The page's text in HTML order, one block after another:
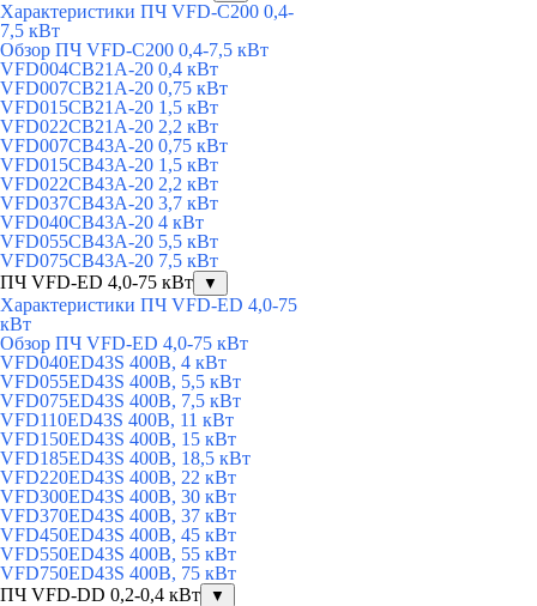
Характеристики ПЧ VFD-C200 0,4-
7,5 кВт
Обзор ПЧ VFD-C200 0,4-7,5 кВт
VFD004CB21A-20 0,4 кВт
VFD007CB21A-20 0,75 кВт
VFD015CB21A-20 1,5 кВт
VFD022CB21A-20 2,2 кВт
VFD007CB43A-20 0,75 кВт
VFD015CB43A-20 1,5 кВт
VFD022CB43A-20 2,2 кВт
VFD037CB43A-20 3,7 кВт
VFD040CB43A-20 4 кВт
VFD055CB43A-20 5,5 кВт
VFD075CB43A-20 7,5 кВт
ПЧ VFD-ED 4,0-75 кВт
▼
Характеристики ПЧ VFD-ED 4,0-75
кВт
Обзор ПЧ VFD-ED 4,0-75 кВт
VFD040ED43S 400В, 4 кВт
VFD055ED43S 400В, 5,5 кВт
VFD075ED43S 400В, 7,5 кВт
VFD110ED43S 400В, 11 кВт
VFD150ED43S 400В, 15 кВт
VFD185ED43S 400В, 18,5 кВт
VFD220ED43S 400В, 22 кВт
VFD300ED43S 400В, 30 кВт
VFD370ED43S 400В, 37 кВт
VFD450ED43S 400В, 45 кВт
VFD550ED43S 400В, 55 кВт
VFD750ED43S 400В, 75 кВт
ПЧ VFD-DD 0,2-0,4 кВт
▼